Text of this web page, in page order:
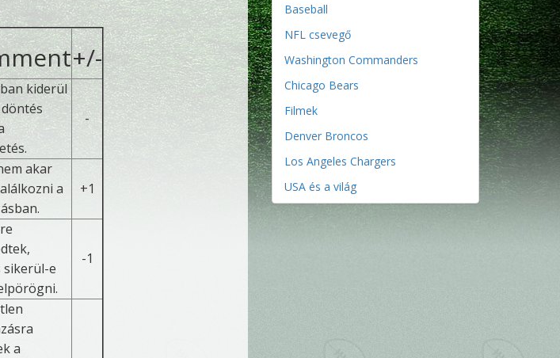
+/-
kiderül
-
akar
a
+1
sikerül-e
-1
a
Baseball
NFL csevegő
Washington Commanders
Chicago Bears
Filmek
Denver Broncos
Los Angeles Chargers
USA és a világ